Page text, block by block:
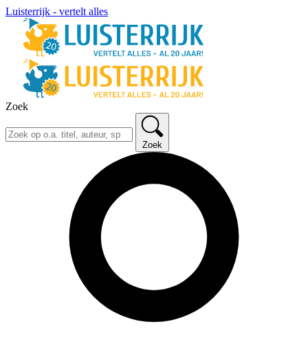
Luisterrijk - vertelt alles
Zoek
Zoek